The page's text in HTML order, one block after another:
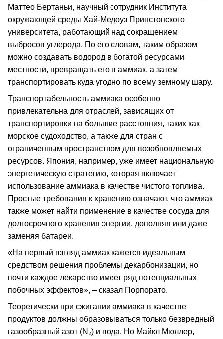
Маттео Бертаньи, научный сотрудник Института
окружающей среды Хай-Медоуз Принстонского
университета, работающий над сокращением
выбросов углерода. По его словам, таким образом
можно создавать водород в богатой ресурсами
местности, превращать его в аммиак, а затем
транспортировать куда угодно по всему земному шару.
Транспортабельность аммиака особенно
привлекательна для отраслей, зависящих от
транспортировки на большие расстояния, таких как
морское судоходство, а также для стран с
ограниченным пространством для возобновляемых
ресурсов. Япония, например, уже имеет национальную
энергетическую стратегию, которая включает
использование аммиака в качестве чистого топлива.
Простые требования к хранению означают, что аммиак
также может найти применение в качестве сосуда для
долгосрочного хранения энергии, дополняя или даже
заменяя батареи.
«На первый взгляд аммиак кажется идеальным
средством решения проблемы декарбонизации, но
почти каждое лекарство имеет ряд потенциальных
побочных эффектов», – сказал Порпорато.
Теоретически при сжигании аммиака в качестве
продуктов должны образовываться только безвредный
газообразный азот (N₂) и вода. Но Майкл Мюллер,